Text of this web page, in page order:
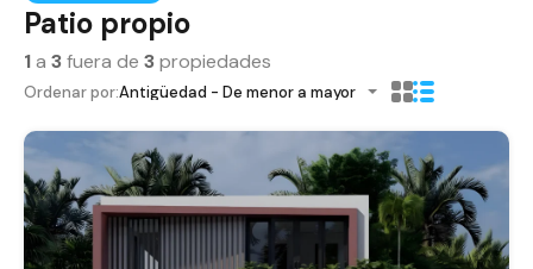
Patio propio
1a 3fuera de 3propiedades
Ordenar por:Antigüedad - De menor a mayor